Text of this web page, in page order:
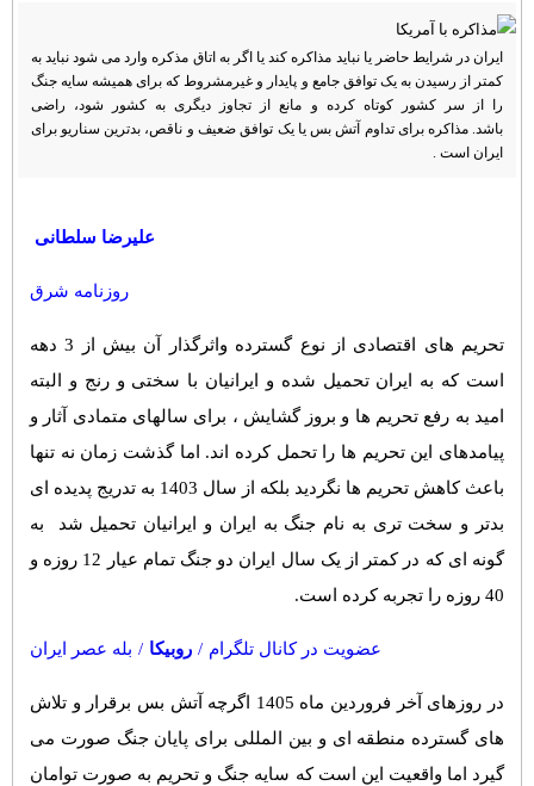
سفر و تفریح
اخبار کریپتو
سرگرمی
باشگاه مغز
فیلم
اقتصاد
گوناگون
حوادث
محیط زیست
فرهنگی
بین الملل
حیات وحش
سیاست خارجی
عصر ایران 2
دانلود
ایران در شرایط حاضر یا نباید مذاکره کند یا اگر به اتاق مذکره وارد می شود نباید به
کمتر از رسیدن به یک توافق جامع و پایدار و غیرمشروط که برای همیشه سایه جنگ
را از سر کشور کوتاه کرده و مانع از تجاوز دیگری به کشور شود، راضی
باشد. مذاکره برای تداوم آتش بس یا یک توافق ضعیف و ناقص، بدترین سناریو برای
ایران است .
علیرضا سلطانی
روزنامه شرق
تحریم های اقتصادی از نوع گسترده واثرگذار آن بیش از 3 دهه
است که به ایران تحمیل شده و ایرانیان با سختی و رنج و البته
امید به رفع تحریم ها و بروز گشایش ، برای سالهای متمادی آثار و
پیامدهای این تحریم ها را تحمل کرده اند. اما گذشت زمان نه تنها
باعث کاهش تحریم ها نگردید بلکه از سال 1403 به تدریج پدیده ای
بدتر و سخت تری به نام جنگ به ایران و ایرانیان تحمیل شد به
گونه ای که در کمتر از یک سال ایران دو جنگ تمام عیار 12 روزه و
40 روزه را تجربه کرده است.
عضویت در کانال تلگرام / روبیکا / بله عصر ایران
در روزهای آخر فروردین ماه 1405 اگرچه آتش بس برقرار و تلاش
های گسترده منطقه ای و بین المللی برای پایان جنگ صورت می
گیرد اما واقعیت این است که سایه جنگ و تحریم به صورت توامان